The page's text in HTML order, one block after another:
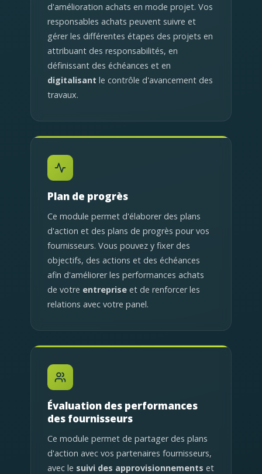
d'amélioration achats en mode projet. Vos
responsables achats peuvent suivre et
gérer les différentes étapes des projets en
attribuant des responsabilités, en
définissant des échéances et en
digitalisant le contrôle d'avancement des
travaux.
Plan de progrès
Ce module permet d'élaborer des plans
d'action et des plans de progrès pour vos
fournisseurs. Vous pouvez y fixer des
objectifs, des actions et des échéances
afin d'améliorer les performances achats
de votre entreprise et de renforcer les
relations avec votre panel.
Évaluation des performances
des fournisseurs
Ce module permet de partager des plans
d'action avec vos partenaires fournisseurs,
avec le suivi des approvisionnements et